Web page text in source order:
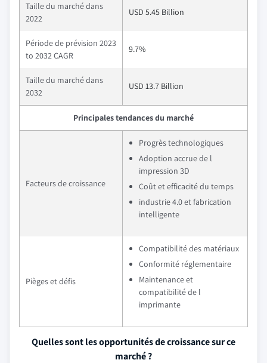
Taille du marché dans
2022
USD 5.45 Billion
Période de prévision 2023
to 2032 CAGR
9.7%
Taille du marché dans
2032
USD 13.7 Billion
Principales tendances du marché
Facteurs de croissance
Progrès technologiques
Adoption accrue de l
impression 3D
Coût et efficacité du temps
industrie 4.0 et fabrication
intelligente
Pièges et défis
Compatibilité des matériaux
Conformité réglementaire
Maintenance et
compatibilité de l
imprimante
Quelles sont les opportunités de croissance sur ce
marché ?